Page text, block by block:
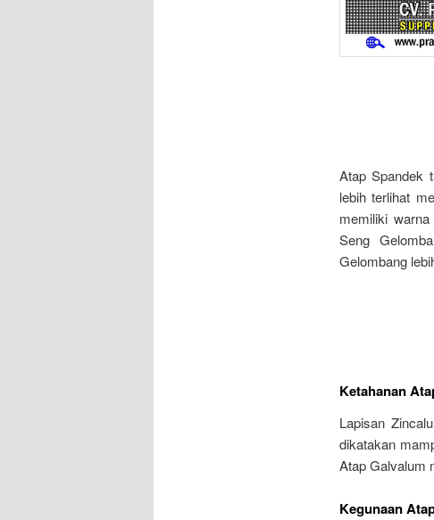
Atap Spandek
lebih terlihat
memiliki
Seng
Gelombang
Ketahanan
Lapisan
dikatakan
Atap Galvalum
Kegunaan